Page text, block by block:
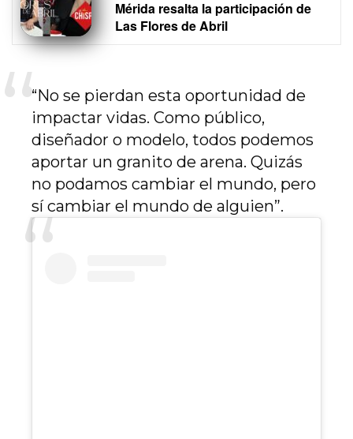
Mérida resalta la participación de
Las Flores de Abril
“No se pierdan esta oportunidad de
impactar vidas. Como público,
diseñador o modelo, todos podemos
aportar un granito de arena. Quizás
no podamos cambiar el mundo, pero
sí cambiar el mundo de alguien”.